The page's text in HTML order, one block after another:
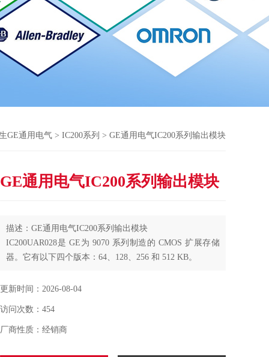
GE通用电气 > IC200系列 > GE通用电气IC200系列输出模块
GE通用电气IC200系列输出模块
描述：GE通用电气IC200系列输出模块
IC200UAR028是 GE为 9070 系列制造的 CMOS 扩展存储
器。它有以下四个版本：64、128、256 和 512 KB。
更新时间：2026-08-04
访问次数：454
厂商性质：经销商